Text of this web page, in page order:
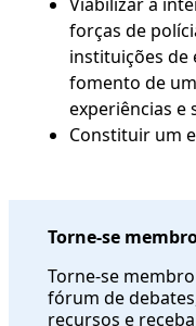
forças de
instituições de
fomento de
experiências e
Constituir um
Torne-se
Torne-se
fórum de
recursos e